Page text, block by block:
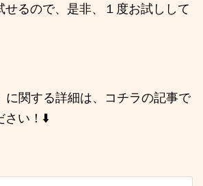
せるので、是非、１度お試しして
に関する詳細は、コチラの記事で
さい！⬇️